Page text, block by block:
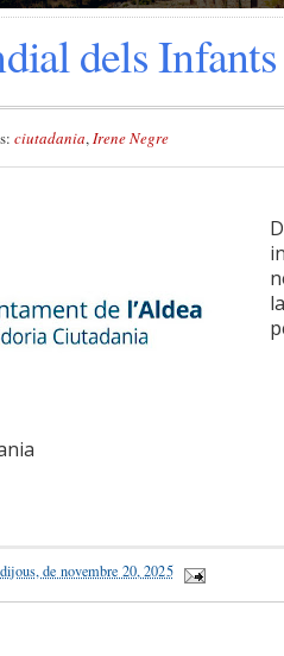
dels Infants
ciutadania,Irene Negre
dijous, de novembre 20, 2025